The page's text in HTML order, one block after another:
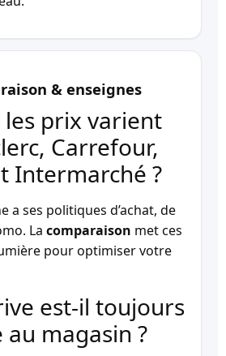
& enseignes
prix varient
Carrefour,
Intermarché ?
a ses politiques d’achat, de
La comparaison met ces
pour optimiser votre
est-il toujours
magasin ?